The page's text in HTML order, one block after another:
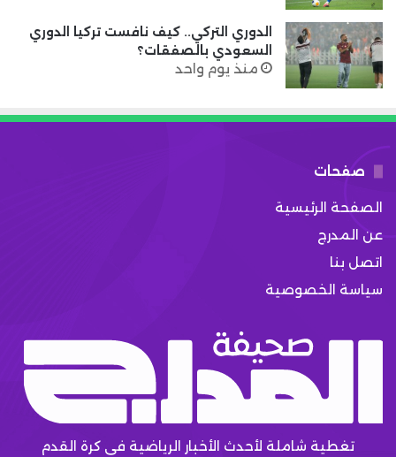
الدوري التركي.. كيف نافست تركيا الدوري
السعودي بالصفقات؟
منذ يوم واحد
صفحات
الصفحة الرئيسية
عن المدرج
اتصل بنا
سياسة الخصوصية
تغطية شاملة لأحدث الأخبار الرياضية في كرة القدم